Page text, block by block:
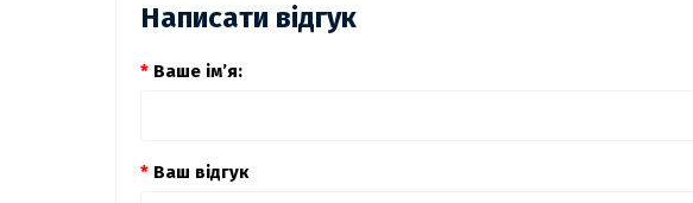
Написати відгук
Ваше ім’я:
Ваш відгук